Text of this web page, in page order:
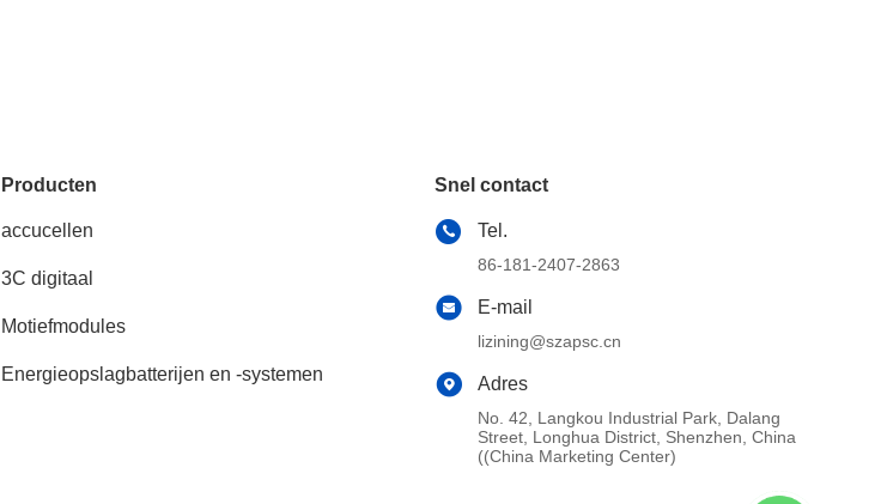
Producten
accucellen
3C digitaal
Motiefmodules
Energieopslagbatterijen en -systemen
Snel contact
Tel.
86-181-2407-2863
E-mail
lizining@szapsc.cn
Adres
No. 42, Langkou Industrial Park, Dalang
Street, Longhua District, Shenzhen, China
((China Marketing Center)